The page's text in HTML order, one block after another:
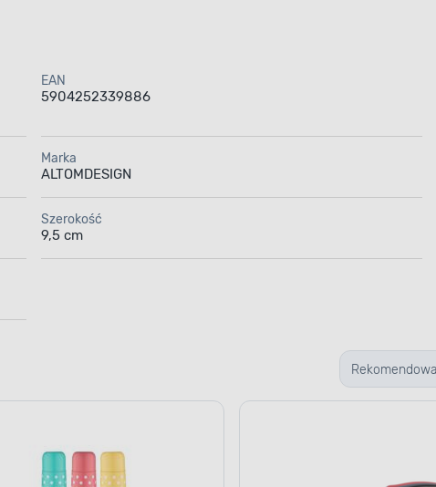
EAN
5904252339886
Marka
ALTOMDESIGN
Szerokość
9,5 cm